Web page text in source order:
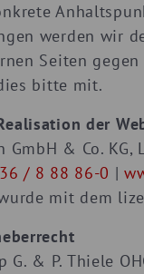
werden wir
Seiten
bitte mit.
der
& Co.
/ 8 88 86-0 |
mit dem
G. & P. Thiele